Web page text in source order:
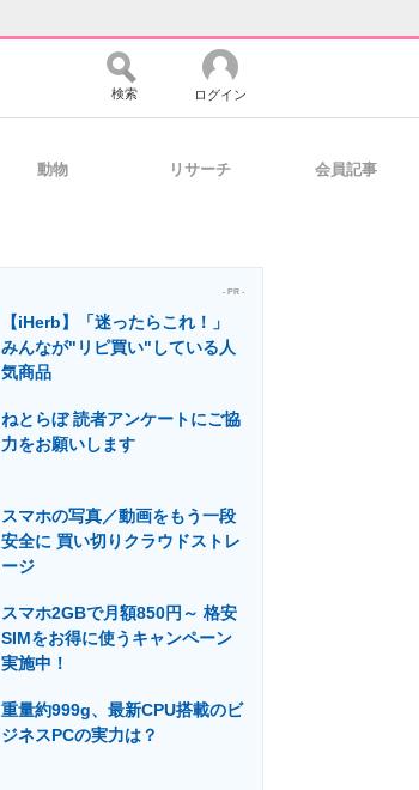
マーケ×ITの今がよく分かる
建設×テクノロジーの最前線
検索 ログイン
動物 リサーチ 会員記事
- PR -
【iHerb】「迷ったらこれ！」
みんなが"リピ買い"している人
気商品
ねとらぼ 読者アンケートにご協
力をお願いします
スマホの写真／動画をもう一段
安全に 買い切りクラウドストレ
ージ
スマホ2GBで月額850円～ 格安
SIMをお得に使うキャンペーン
実施中！
重量約999g、最新CPU搭載のビ
ジネスPCの実力は？